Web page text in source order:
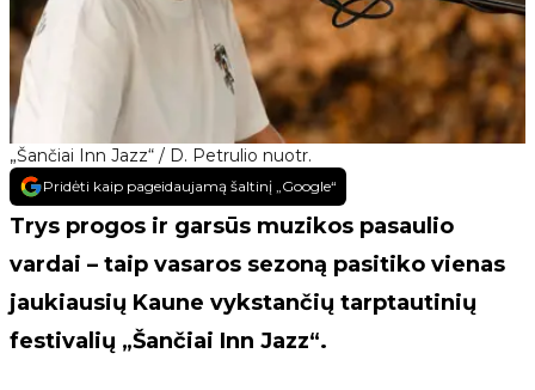
„Šančiai Inn Jazz“ / D. Petrulio nuotr.
Pridėti kaip pageidaujamą šaltinį „Google“
Trys progos ir garsūs muzikos pasaulio
vardai – taip vasaros sezoną pasitiko vienas
jaukiausių Kaune vykstančių tarptautinių
festivalių „Šančiai Inn Jazz“.